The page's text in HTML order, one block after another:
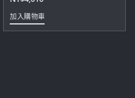
加入購物車